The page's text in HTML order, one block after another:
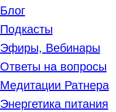
Блог
Подкасты
Эфиры, Вебинары
Ответы на вопросы
Медитации Ратнера
Энергетика питания